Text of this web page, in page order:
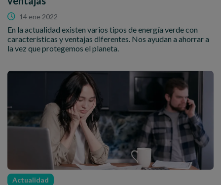
14 ene 2022
En la actualidad existen varios tipos de energía verde con
características y ventajas diferentes. Nos ayudan a ahorrar a
la vez que protegemos el planeta.
Actualidad